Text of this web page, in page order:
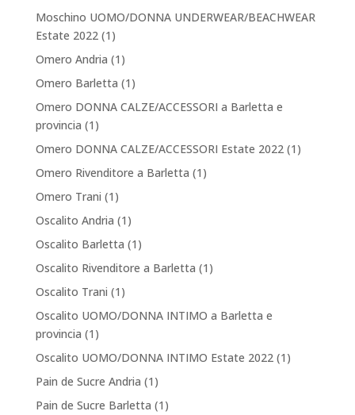
Moschino UOMO/DONNA UNDERWEAR/BEACHWEAR
Estate 2022(1)
Omero Andria (1)
Omero Barletta (1)
Omero DONNA CALZE/ACCESSORI a Barletta e
provincia (1)
Omero DONNA CALZE/ACCESSORI Estate 2022(1)
Omero Rivenditore a Barletta (1)
Omero Trani (1)
Oscalito Andria (1)
Oscalito Barletta (1)
Oscalito Rivenditore a Barletta (1)
Oscalito Trani (1)
Oscalito UOMO/DONNA INTIMO a Barletta e
provincia (1)
Oscalito UOMO/DONNA INTIMO Estate 2022(1)
Pain de Sucre Andria (1)
Pain de Sucre Barletta (1)